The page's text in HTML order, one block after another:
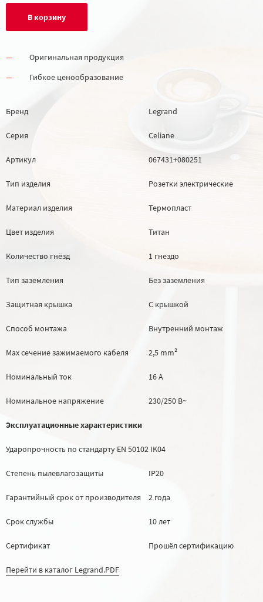
В корзину
Оригинальная продукция
Гибкое ценообразование
Бренд Legrand
Серия Celiane
Артикул 067431+080251
Тип изделия Розетки электрические
Материал изделия Термопласт
Цвет изделия Титан
Количество гнёзд 1 гнездо
Тип заземления Без заземления
Защитная крышка С крышкой
Способ монтажа Внутренний монтаж
Max сечение зажимаемого кабеля 2,5 mm²
Номинальный ток 16 А
Номинальное напряжение 230/250 В~
Эксплуатационные характеристики
Ударопрочность по стандарту EN 50102 IK04
Степень пылевлагозащиты IP20
Гарантийный срок от производителя 2 года
Срок службы 10 лет
Сертификат Прошёл сертификацию
Перейти в каталог Legrand.PDF